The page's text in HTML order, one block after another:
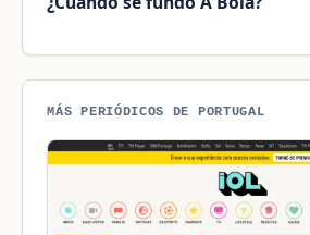
MÁS PERIÓDICOS DE PORTUGAL